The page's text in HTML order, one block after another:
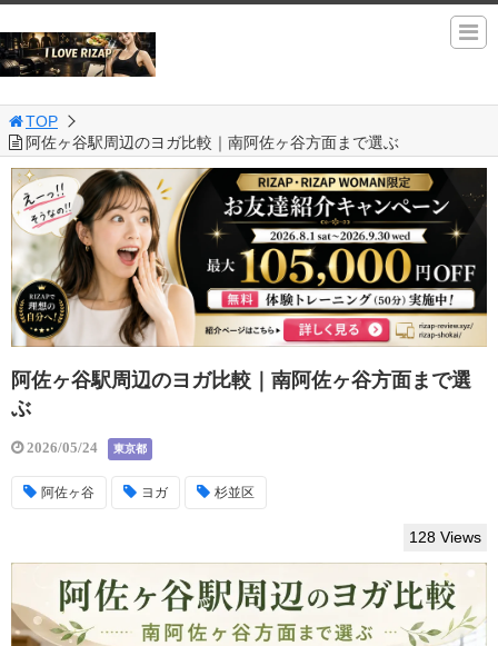
TOP
阿佐ヶ谷駅周辺のヨガ比較｜南阿佐ヶ谷方面まで選ぶ
阿佐ヶ谷駅周辺のヨガ比較｜南阿佐ヶ谷方面まで選
ぶ
2026/05/24 東京都
阿佐ヶ谷 ヨガ 杉並区
128 Views